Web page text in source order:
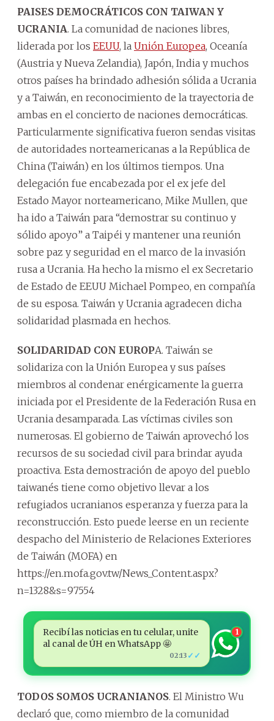
PAISES DEMOCRÁTICOS CON TAIWAN Y
UCRANIA. La comunidad de naciones libres,
liderada por los EEUU, la Unión Europea, Oceanía
(Austria y Nueva Zelandia), Japón, India y muchos
otros países ha brindado adhesión sólida a Ucrania
y a Taiwán, en reconocimiento de la trayectoria de
ambas en el concierto de naciones democráticas.
Particularmente significativa fueron sendas visitas
de autoridades norteamericanas a la República de
China (Taiwán) en los últimos tiempos. Una
delegación fue encabezada por el ex jefe del
Estado Mayor norteamericano, Mike Mullen, que
ha ido a Taiwán para “demostrar su continuo y
sólido apoyo” a Taipéi y mantener una reunión
sobre paz y seguridad en el marco de la invasión
rusa a Ucrania. Ha hecho la mismo el ex Secretario
de Estado de EEUU Michael Pompeo, en compañía
de su esposa. Taiwán y Ucrania agradecen dicha
solidaridad plasmada en hechos.
SOLIDARIDAD CON EUROPA. Taiwán se
solidariza con la Unión Europea y sus países
miembros al condenar enérgicamente la guerra
iniciada por el Presidente de la Federación Rusa en
Ucrania desamparada. Las víctimas civiles son
numerosas. El gobierno de Taiwán aprovechó los
recursos de su sociedad civil para brindar ayuda
proactiva. Esta demostración de apoyo del pueblo
taiwanés tiene como objetivo llevar a los
refugiados ucranianos esperanza y fuerza para la
reconstrucción. Esto puede leerse en un reciente
despacho del Ministerio de Relaciones Exteriores
de Taiwán (MOFA) en
https://en.mofa.gov.tw/News_Content.aspx?
n=1328&s=97554
Recibí las noticias en tu celular, unite
al canal de ÚH en WhatsApp 🤩
02:13 ✓✓
1
TODOS SOMOS UCRANIANOS. El Ministro Wu
declaró que, como miembro de la comunidad